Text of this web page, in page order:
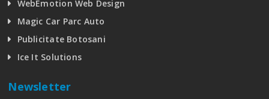
WebEmotion Web Design
Magic Car Parc Auto
Publicitate Botosani
Ice It Solutions
Newsletter